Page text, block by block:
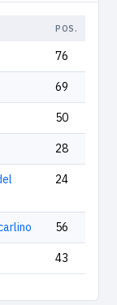
POS.
76
69
50
28
24
56
43